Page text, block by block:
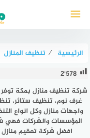
الرئيسية ⁄ تنظيف المنازل
2٬578
شركة تنظيف منازل بمكة
غرف نوم، تنظيف ستائر،
واجهات منازل وكل انواع
المؤسسات والشركات فهي
افضل شركة تعقيم منازل